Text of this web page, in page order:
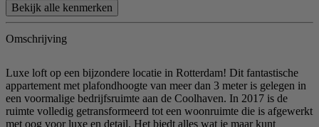
Bekijk alle kenmerken
Omschrijving
Luxe loft op een bijzondere locatie in Rotterdam! Dit fantastische
appartement met plafondhoogte van meer dan 3 meter is gelegen in
een voormalige bedrijfsruimte aan de Coolhaven. In 2017 is de
ruimte volledig getransformeerd tot een woonruimte die is afgewerkt
met oog voor luxe en detail. Het biedt alles wat je maar kunt